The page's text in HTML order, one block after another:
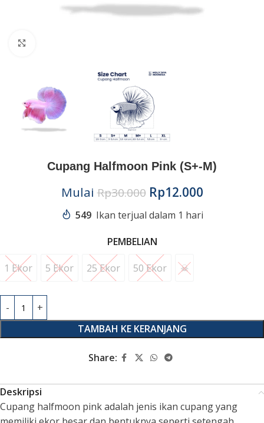
Cupang Halfmoon Pink (S+-M)
MulaiRp30.000 Rp12.000
549 Ikan terjual dalam 1 hari
PEMBELIAN
1 Ekor
1 Ekor 5 Ekor
5 Ekor 25 Ekor25 Ekor50 Ekor50 Ekor☠︎︎
☠︎︎
TAMBAH KE KERANJANG
Share:
Deskripsi
Cupang halfmoon pink adalah jenis ikan cupang yang